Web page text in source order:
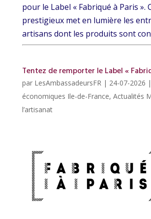
pour le Label « Fabriqué à Paris ».
prestigieux met en lumière les
artisans dont les produits sont
Tentez de remporter le Label «
par LesAmbassadeursFR| 24-07-2026 |
économiques Ile-de-France, Actualités
l’artisanat